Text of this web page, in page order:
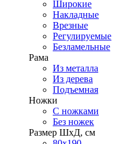
Широкие
Накладные
Врезные
Регулируемые
Безламельные
Рама
Из металла
Из дерева
Подъемная
Ножки
С ножками
Без ножек
Размер ШхД, см